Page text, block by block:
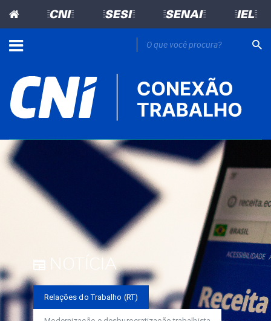
=CNI= =SESI= =SENAI= =IEL=
NOTÍCIA
Relações do Trabalho (RT)